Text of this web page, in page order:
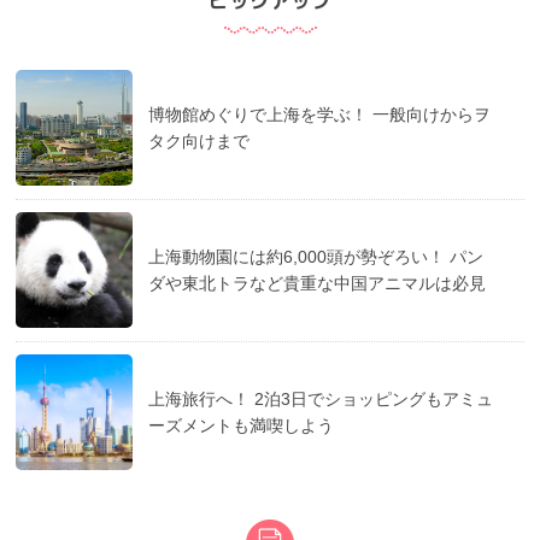
博物館めぐりで上海を学ぶ！ 一般向けからヲ
タク向けまで
上海動物園には約6,000頭が勢ぞろい！ パン
ダや東北トラなど貴重な中国アニマルは必見
上海旅行へ！ 2泊3日でショッピングもアミュ
ーズメントも満喫しよう